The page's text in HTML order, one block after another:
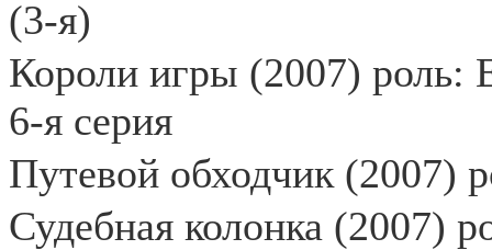
(3-я)
Короли игры (2007) роль:
6-я серия
Путевой обходчик (2007)
Судебная колонка (2007)